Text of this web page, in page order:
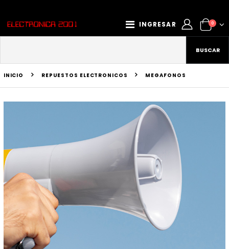
INGRESAR 0
BUSCAR
INICIO REPUESTOS ELECTRONICOS MEGAFONOS